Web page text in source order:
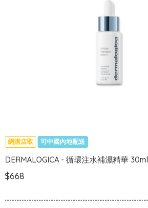
網購店取 可中國內地配送
DERMALOGICA - 循環注水補濕精華 30ml
$668